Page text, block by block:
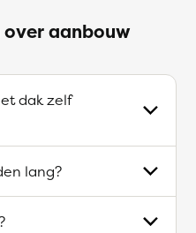
aanbouw
dak zelf
lang?